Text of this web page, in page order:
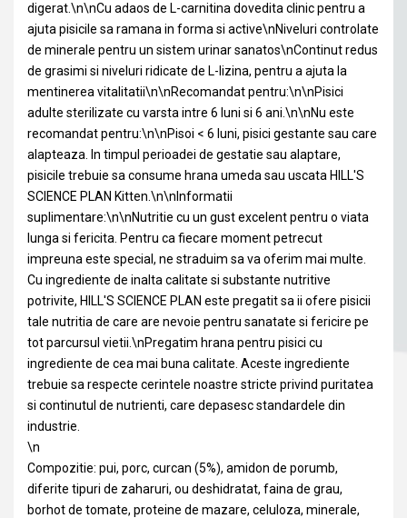
digerat.\n\nCu adaos de L-carnitina dovedita clinic pentru a
ajuta pisicile sa ramana in forma si active\nNiveluri controlate
de minerale pentru un sistem urinar sanatos\nContinut redus
de grasimi si niveluri ridicate de L-lizina, pentru a ajuta la
mentinerea vitalitatii\n\nRecomandat pentru:\n\nPisici
adulte sterilizate cu varsta intre 6 luni si 6 ani.\n\nNu este
recomandat pentru:\n\nPisoi < 6 luni, pisici gestante sau care
alapteaza. In timpul perioadei de gestatie sau alaptare,
pisicile trebuie sa consume hrana umeda sau uscata HILL'S
SCIENCE PLAN Kitten.\n\nInformatii
suplimentare:\n\nNutritie cu un gust excelent pentru o viata
lunga si fericita. Pentru ca fiecare moment petrecut
impreuna este special, ne straduim sa va oferim mai multe.
Cu ingrediente de inalta calitate si substante nutritive
potrivite, HILL'S SCIENCE PLAN este pregatit sa ii ofere pisicii
tale nutritia de care are nevoie pentru sanatate si fericire pe
tot parcursul vietii.\nPregatim hrana pentru pisici cu
ingrediente de cea mai buna calitate. Aceste ingrediente
trebuie sa respecte cerintele noastre stricte privind puritatea
si continutul de nutrienti, care depasesc standardele din
industrie.
\n
Compozitie: pui, porc, curcan (5%), amidon de porumb,
diferite tipuri de zaharuri, ou deshidratat, faina de grau,
borhot de tomate, proteine de mazare, celuloza, minerale,